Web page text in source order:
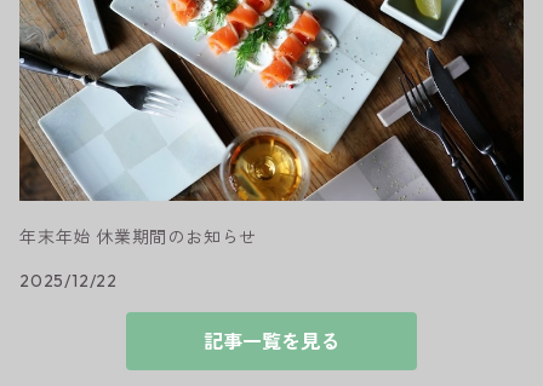
年末年始 休業期間のお知らせ
2025/12/22
記事一覧を見る